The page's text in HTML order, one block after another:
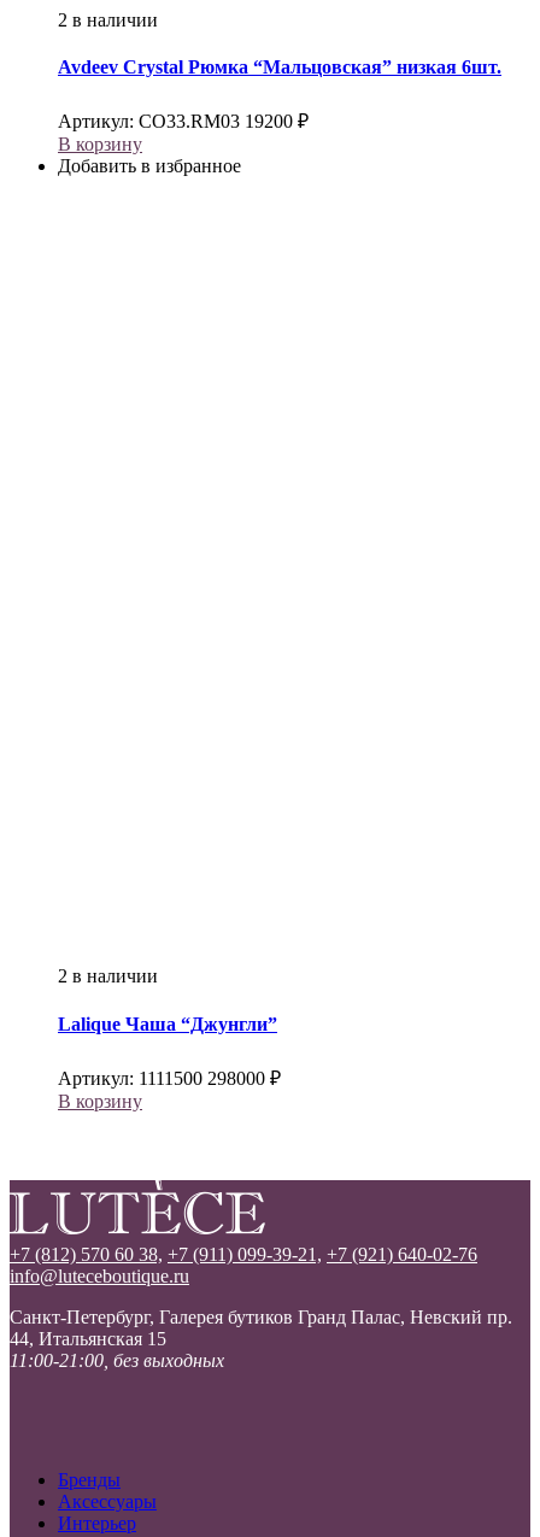
2 в наличии
Avdeev Crystal Рюмка “Мальцовская” низкая 6шт.
Артикул: CO33.RM03 19200 ₽
В корзину
Добавить в избранное
2 в наличии
Lalique Чаша “Джунгли”
Артикул: 1111500 298000 ₽
В корзину
+7 (812) 570 60 38, +7 (911) 099-39-21, +7 (921) 640-02-76
info@luteceboutique.ru
Санкт-Петербург, Галерея бутиков Гранд Палас, Невский пр.
44, Итальянская 15
11:00-21:00, без выходных
Бренды
Аксессуары
Интерьер